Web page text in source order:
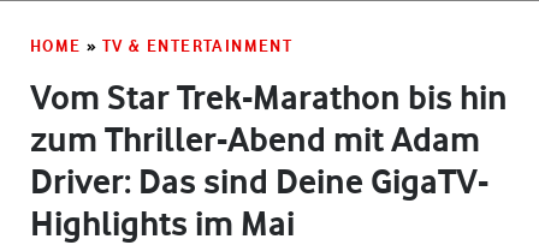
HOME » TV & ENTERTAINMENT
Vom Star Trek-Marathon bis hin
zum Thriller-Abend mit Adam
Driver: Das sind Deine GigaTV-
Highlights im Mai